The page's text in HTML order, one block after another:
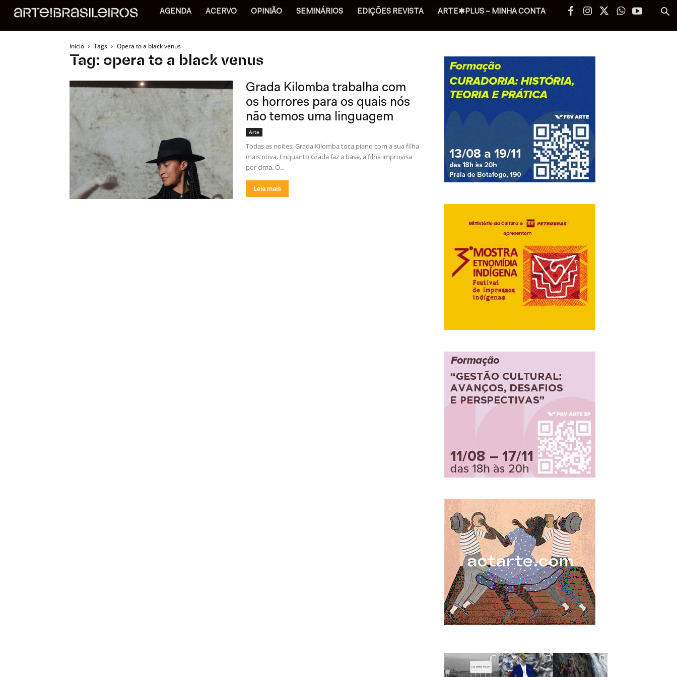
AGENDA ACERVO OPINIÃO SEMINÁRIOS EDIÇÕES REVISTA ARTE✱PLUS – MINHA CONTA
Início Tags Opera to a black venus
Tag: opera to a black venus
Grada Kilomba trabalha com
os horrores para os quais nós
não temos uma linguagem
Arte
Todas as noites, Grada Kilomba toca piano com a sua filha
mais nova. Enquanto Grada faz a base, a filha improvisa
por cima. O...
Leia mais